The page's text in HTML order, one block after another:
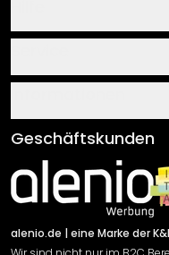
Über uns
Klebe- und
Newsletter An-/
Sendungsverfolgung
AGB
Impressum
Versand & Zahlung
Rücksendung
Geschäftskunden
alenio.de | eine Marke der